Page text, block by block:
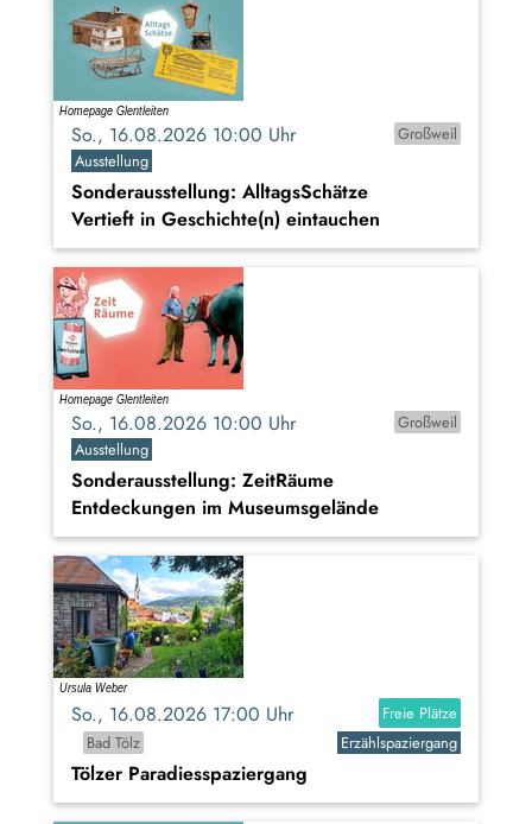
So., 16.08.2026 10:00 Uhr
Großweil
Ausstellung
Sonderausstellung: AlltagsSchätze
Vertieft in Geschichte(n) eintauchen
So., 16.08.2026 10:00 Uhr
Großweil
Ausstellung
Sonderausstellung: ZeitRäume
Entdeckungen im Museumsgelände
So., 16.08.2026 17:00 Uhr
Freie Plätze
Bad Tölz
Erzählspaziergang
Tölzer Paradiesspaziergang